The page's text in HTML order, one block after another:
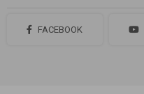
FACEBOOK